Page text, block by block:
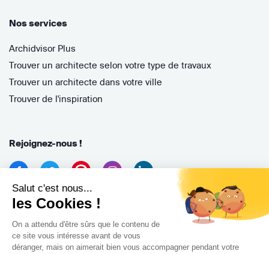
Salut c'est nous...
les Cookies !
On a attendu d'être sûrs que le contenu de
ce site vous intéresse avant de vous
déranger, mais on aimerait bien vous accompagner pendant votre
Nos services
Archidvisor Plus
Trouver un architecte selon votre type de travaux
Trouver un architecte dans votre ville
Trouver de l'inspiration
Rejoignez-nous !